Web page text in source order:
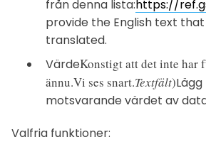
från denna lista:https://
provide the English text
translated.
VärdeKonstigt att det inte har
ännu.Vi ses snart.Textfält)
motsvarande värdet av
Valfria funktioner: